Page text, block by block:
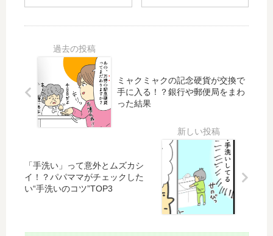
る
由-
3
終
原
抽
選
話
れ
物
い
つ
っ
ち
な
あ
風
呂
こ
ど
も
は
た
め
ミャクミャクの記念硬貨が交換で
手に入る！？銀行や郵便局をまわ
った結果
「手洗い」って意外とムズカシ
イ！？パパママがチェックした
い“手洗いのコツ”TOP3